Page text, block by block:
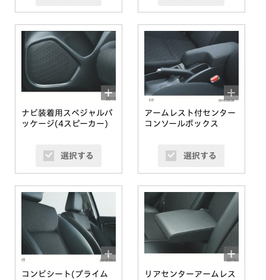
ナビ装着用スペジャルパ
ッケージ(4スピーカー)
選択する
アームレスト付センター
コンソールボックス
選択する
コンビシート(プライム
リアセンターアームレス